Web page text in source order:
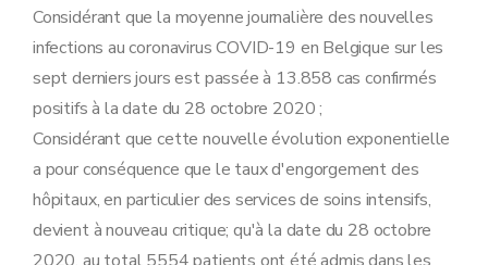
Considérant que la moyenne journalière des nouvelles
infections au coronavirus COVID-19 en Belgique sur les
sept derniers jours est passée à 13.858 cas confirmés
positifs à la date du 28 octobre 2020 ;
Considérant que cette nouvelle évolution exponentielle
a pour conséquence que le taux d'engorgement des
hôpitaux, en particulier des services de soins intensifs,
devient à nouveau critique; qu'à la date du 28 octobre